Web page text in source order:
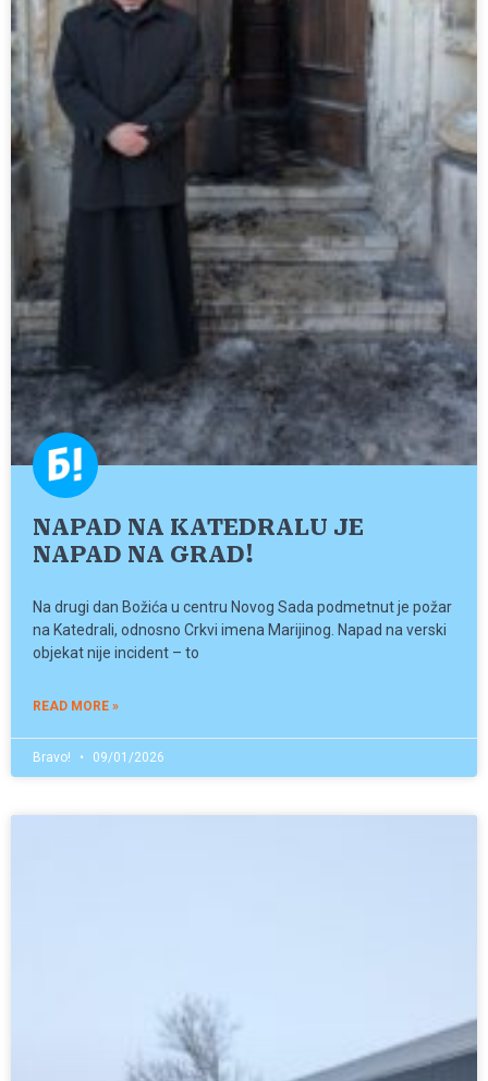
NAPAD NA KATEDRALU JE
NAPAD NA GRAD!
Na drugi dan Božića u centru Novog Sada podmetnut je požar
na Katedrali, odnosno Crkvi imena Marijinog. Napad na verski
objekat nije incident – to
READ MORE »
Bravo! 09/01/2026